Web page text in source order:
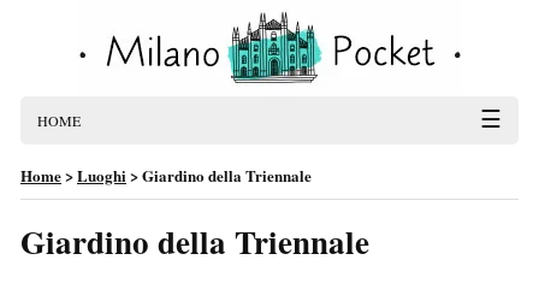
HOME ☰
Home>Luoghi>Giardino della Triennale
Giardino della Triennale